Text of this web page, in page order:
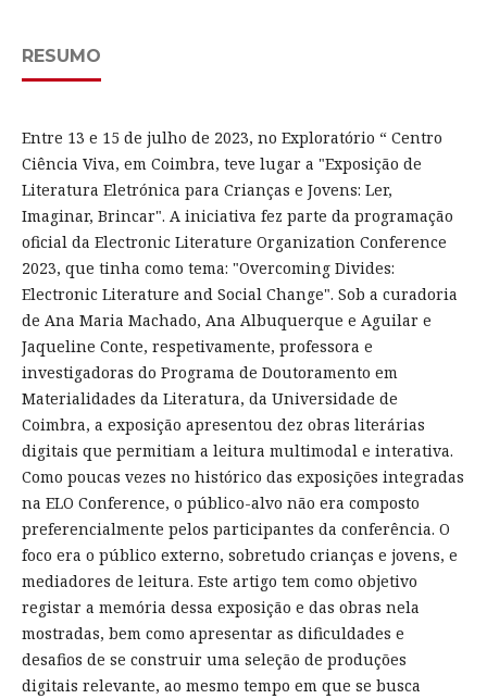
RESUMO
Entre 13 e 15 de julho de 2023, no Exploratório “ Centro
Ciência Viva, em Coimbra, teve lugar a "Exposição de
Literatura Eletrónica para Crianças e Jovens: Ler,
Imaginar, Brincar". A iniciativa fez parte da programação
oficial da Electronic Literature Organization Conference
2023, que tinha como tema: "Overcoming Divides:
Electronic Literature and Social Change". Sob a curadoria
de Ana Maria Machado, Ana Albuquerque e Aguilar e
Jaqueline Conte, respetivamente, professora e
investigadoras do Programa de Doutoramento em
Materialidades da Literatura, da Universidade de
Coimbra, a exposição apresentou dez obras literárias
digitais que permitiam a leitura multimodal e interativa.
Como poucas vezes no histórico das exposições integradas
na ELO Conference, o público-alvo não era composto
preferencialmente pelos participantes da conferência. O
foco era o público externo, sobretudo crianças e jovens, e
mediadores de leitura. Este artigo tem como objetivo
registar a memória dessa exposição e das obras nela
mostradas, bem como apresentar as dificuldades e
desafios de se construir uma seleção de produções
digitais relevante, ao mesmo tempo em que se busca